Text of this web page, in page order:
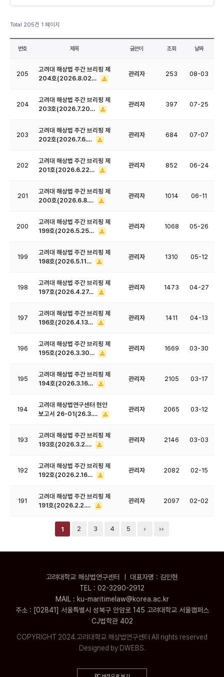
Total 205건 1 페이지
번호 제목 글쓴이 조회 날짜
205
고려대 해상법 주간 브리핑 제
204호(2026.8.02…
관리자 253 08-03
204
고려대 해상법 주간 브리핑 제
203호(2026.7.20…
관리자 397 07-25
203
고려대 해상법 주간 브리핑 제
202호(2026.7.6.…
관리자 684 07-07
202
고려대 해상법 주간 브리핑 제
201호(2026.6.22…
관리자 852 06-24
201
고려대 해상법 주간 브리핑 제
200호(2026.6.8.…
관리자 1014 06-11
200
고려대 해상법 주간 브리핑 제
199호(2026.5.25…
관리자 1068 05-26
199
고려대 해상법 주간 브리핑 제
198호(2026.5.11…
관리자 1310 05-12
198
고려대 해상법 주간 브리핑 제
197호(2026.4.27…
관리자 1473 04-27
197
고려대 해상법 주간 브리핑 제
196호(2026.4.13…
관리자 1411 04-13
196
고려대 해상법 주간 브리핑 제
195호(2026.3.30…
관리자 1669 03-30
195
고려대 해상법 주간 브리핑 제
194호(2026.3.16…
관리자 2105 03-17
194
고려대 해상법연구센터 현안
보고서 26-01(26.3.…
관리자 2065 03-12
193
고려대 해상법 주간 브리핑 제
193호(2026.3.2.…
관리자 2146 03-03
192
고려대 해상법 주간 브리핑 제
192호(2026.2.16…
관리자 2082 02-15
191
고려대 해상법 주간 브리핑 제
191호(2026.2.2.…
관리자 2097 02-02
1 2 3 4 5
고려대학교 해상법연구센터 ㅣ 대표자명 : 김인현
TEL : 02-3290-2912
MAIL : ku-maritimelaw@korea.ac.kr
주소 : [02841] 서울특별시 성북구 안암로 145 고려대학교 서울캠퍼스
CJ법학관 402
COPYRIGHT 2024.고려대학교 해상법연구센터 All rights reserved
Designed by DWEBS.